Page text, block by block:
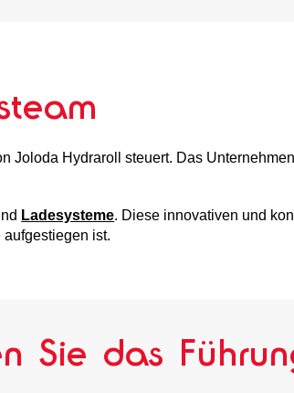
Joloda Hydraroll steuert. Das
Ladesysteme. Diese innovativen und
ist.
Sie das